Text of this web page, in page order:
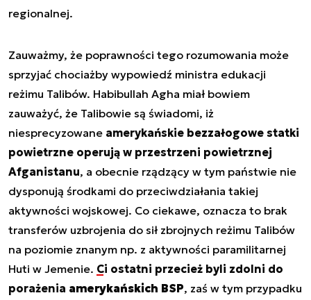
regionalnej.
Zauważmy, że poprawności tego rozumowania może
sprzyjać chociażby wypowiedź ministra edukacji
reżimu Talibów. Habibullah Agha miał bowiem
zauważyć, że Talibowie są świadomi, iż
niesprecyzowane amerykańskie bezzałogowe statki
powietrzne operują w przestrzeni powietrznej
Afganistanu, a obecnie rządzący w tym państwie nie
dysponują środkami do przeciwdziałania takiej
aktywności wojskowej. Co ciekawe, oznacza to brak
transferów uzbrojenia do sił zbrojnych reżimu Talibów
na poziomie znanym np. z aktywności paramilitarnej
Huti w Jemenie. Ci ostatni przecież byli zdolni do
porażenia amerykańskich BSP, zaś w tym przypadku